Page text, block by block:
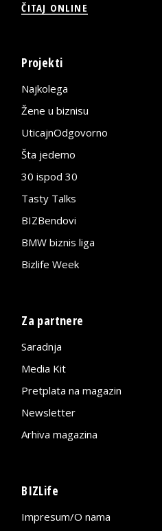
ČITAJ ONLINE
Projekti
Najkolega
Žene u biznisu
UticajnOdgovorno
Šta jedemo
30 ispod 30
Tasty Talks
BIZBendovi
BMW biznis liga
Bizlife Week
Za partnere
Saradnja
Media Kit
Pretplata na magazin
Newsletter
Arhiva magazina
BIZLife
Impresum/O nama